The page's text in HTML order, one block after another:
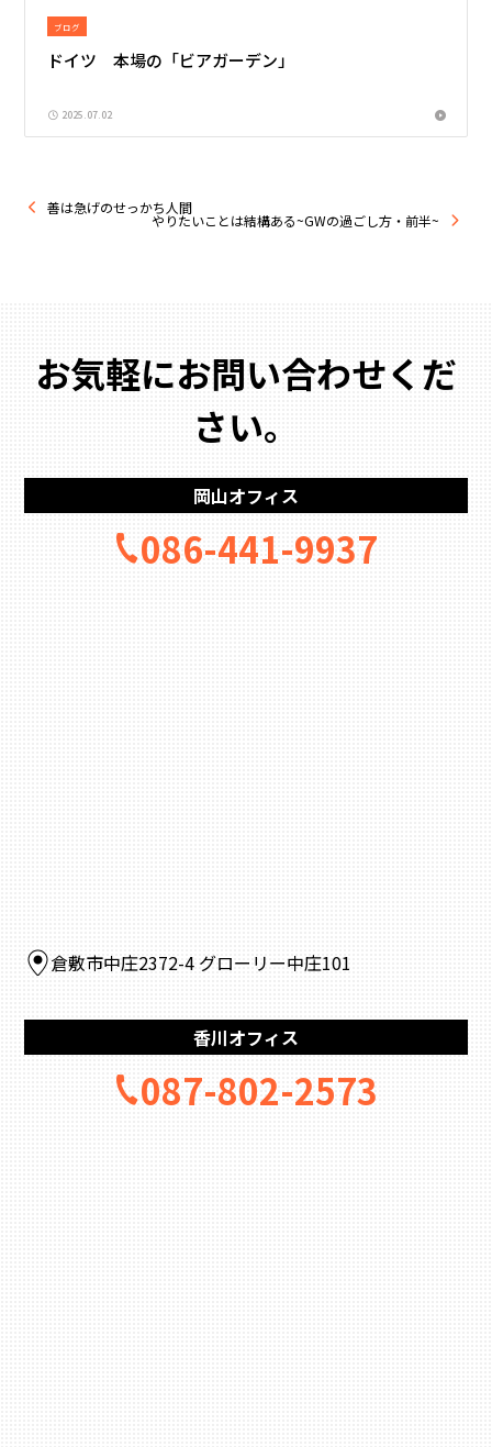
ブログ
ドイツ 本場の「ビアガーデン」
2025.07.02
善は急げのせっかち人間
やりたいことは結構ある~GWの過ごし方・前半~
お気軽にお問い合わせくだ
さい。
岡山オフィス
086-441-9937
倉敷市中庄2372-4 グローリー中庄101
香川オフィス
087-802-2573